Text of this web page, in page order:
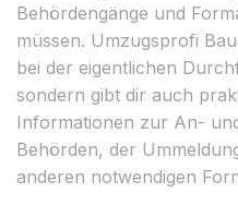
Behördengänge und
müssen. Umzugsprofi
bei der eigentlichen
sondern gibt dir auch
Informationen zur An-
Behörden, der
anderen notwendigen